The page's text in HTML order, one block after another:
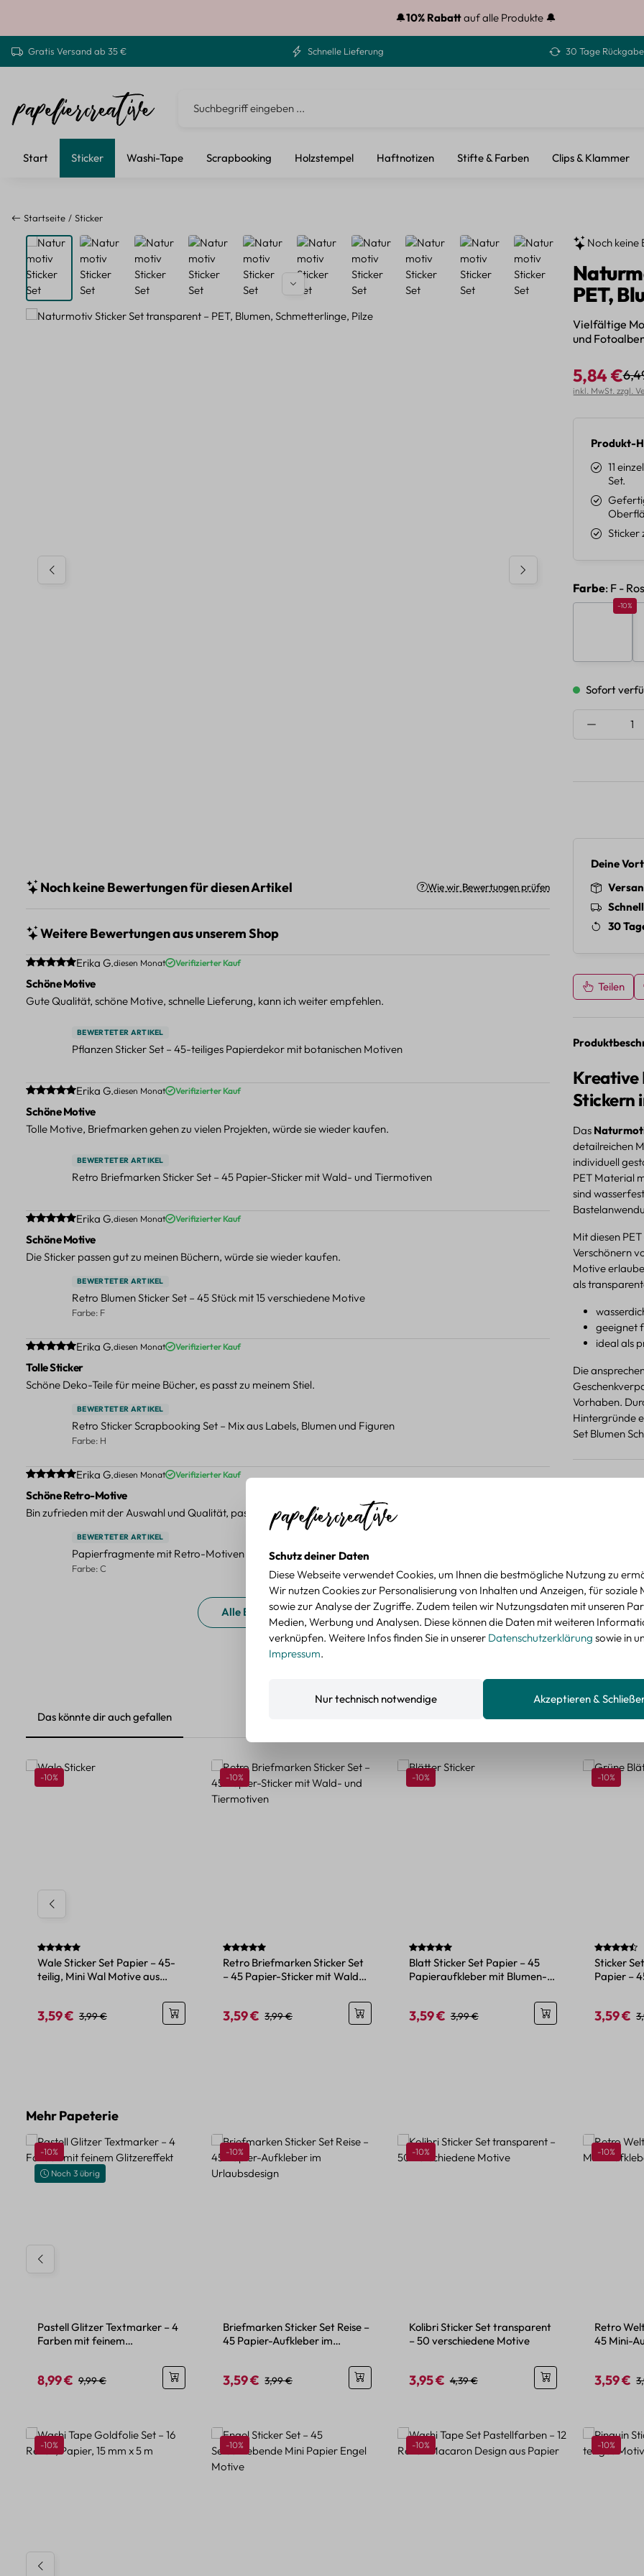
🔔10% Rabattauf alle Produkte 🔔
Gratis Versand ab 35 € Schnelle Lieferung 30 Tage
Start Sticker Washi-Tape Scrapbooking Holzstempel Haftnotizen Stifte & Farben Clips & Klammer
Startseite Sticker
Bildergalerie überspringen Noch keine
PET,
Vielfältige
und
Verkaufspreis:
5,84 €
inkl. MwSt. zzgl.
Produkt-
11
Set.
Sticker
Farbe: F -
Rabatt
-10%
Sofort
Deine
30
Teilen
Kreative
Stickern
Das
detailreichen
individuell
PET Material
sind
Mit diesen
Verschönern
Motive
als
geeignet
ideal als
Die
Vorhaben.
Hintergründe
Set Blumen
Noch keine Bewertungen für diesen Artikel Wie wir Bewertungen prüfen
Weitere Bewertungen aus unserem Shop
Durchschnittliche Bewertung von 5 von 5 Sternen
Erika G.diesen Monat Verifizierter Kauf
Schöne Motive
Gute Qualität, schöne Motive, schnelle Lieferung, kann ich weiter empfehlen.
BEWERTETER ARTIKEL
Pflanzen Sticker Set – 45-teiliges Papierdekor mit botanischen Motiven
Durchschnittliche Bewertung von 5 von 5 Sternen
Erika G.diesen Monat Verifizierter Kauf
Schöne Motive
Tolle Motive, Briefmarken gehen zu vielen Projekten, würde sie wieder kaufen.
BEWERTETER ARTIKEL
Retro Briefmarken Sticker Set – 45 Papier-Sticker mit Wald- und Tiermotiven
Durchschnittliche Bewertung von 5 von 5 Sternen
Erika G.diesen Monat Verifizierter Kauf
Schöne Motive
Die Sticker passen gut zu meinen Büchern, würde sie wieder kaufen.
BEWERTETER ARTIKEL
Retro Blumen Sticker Set – 45 Stück mit 15 verschiedene Motive
Farbe: F
Durchschnittliche Bewertung von 5 von 5 Sternen
Erika G.diesen Monat Verifizierter Kauf
Tolle Sticker
Schöne Deko-Teile für meine Bücher, es passt zu meinem Stiel.
BEWERTETER ARTIKEL
Retro Sticker Scrapbooking Set – Mix aus Labels, Blumen und Figuren
Farbe: H
Durchschnittliche Bewertung von 5 von 5 Sternen
Erika G.diesen Monat Verifizierter Kauf
Schöne Retro-Motive
Bin zufrieden mit der Auswahl und Qualität, passt gut zu meinen Projekten.
BEWERTETER ARTIKEL
Papierfragmente mit Retro-Motiven – 40-teiliges Set für kreative Projekte
Farbe: C
Alle Bewertungen anzeigen
Das könnte dir auch gefallen
Produktgalerie überspringen
Rabatt
-10%
Durchschnittliche Bewertung von 5 von 5 Sternen
Wale Sticker Set Papier – 45-
teilig, Mini Wal Motive aus
Verkaufspreis:
3,59 € Regulärer Preis:
3,99 €
Rabatt
-10%
Durchschnittliche Bewertung von 5 von 5 Sternen
Retro Briefmarken Sticker Set
– 45 Papier-Sticker mit Wald-
Verkaufspreis:
3,59 € Regulärer Preis:
3,99 €
Rabatt
-10%
Durchschnittliche Bewertung von 5 von 5 Sternen
Blatt Sticker Set Papier – 45
Papieraufkleber mit Blumen-
Verkaufspreis:
3,59 € Regulärer Preis:
3,99 €
Rabatt
-10%
Sticker
Papier –
3,59 €
Produktgalerie überspringen
Mehr Papeterie
Rabatt
-10%
Noch 3 übrig
Pastell Glitzer Textmarker – 4
Farben mit feinem
Verkaufspreis:
8,99 € Regulärer Preis:
9,99 €
Rabatt
-10%
Briefmarken Sticker Set Reise –
45 Papier-Aufkleber im
Verkaufspreis:
3,59 € Regulärer Preis:
3,99 €
Rabatt
-10%
Kolibri Sticker Set transparent
– 50 verschiedene Motive
Verkaufspreis:
3,95 € Regulärer Preis:
4,39 €
Rabatt
-10%
Retro
45 Mini-
3,59 €
Produktgalerie überspringen
Rabatt
-10% Rabatt
-10% Rabatt
-10% Rabatt
-10%
Schutz deiner Daten
Diese Webseite verwendet Cookies, um Ihnen die bestmögliche Nutzung zu
Wir nutzen Cookies zur Personalisierung von Inhalten und Anzeigen, für soziale
sowie zur Analyse der Zugriffe. Zudem teilen wir Nutzungsdaten mit unseren
Medien, Werbung und Analysen. Diese können die Daten mit weiteren
verknüpfen. Weitere Infos finden Sie in unserer Datenschutzerklärung sowie in
Impressum.
Nur technisch notwendige Akzeptieren &